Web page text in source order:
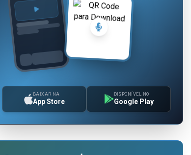
BAIXAR NA
App Store
DISPONÍVEL NO
Google Play